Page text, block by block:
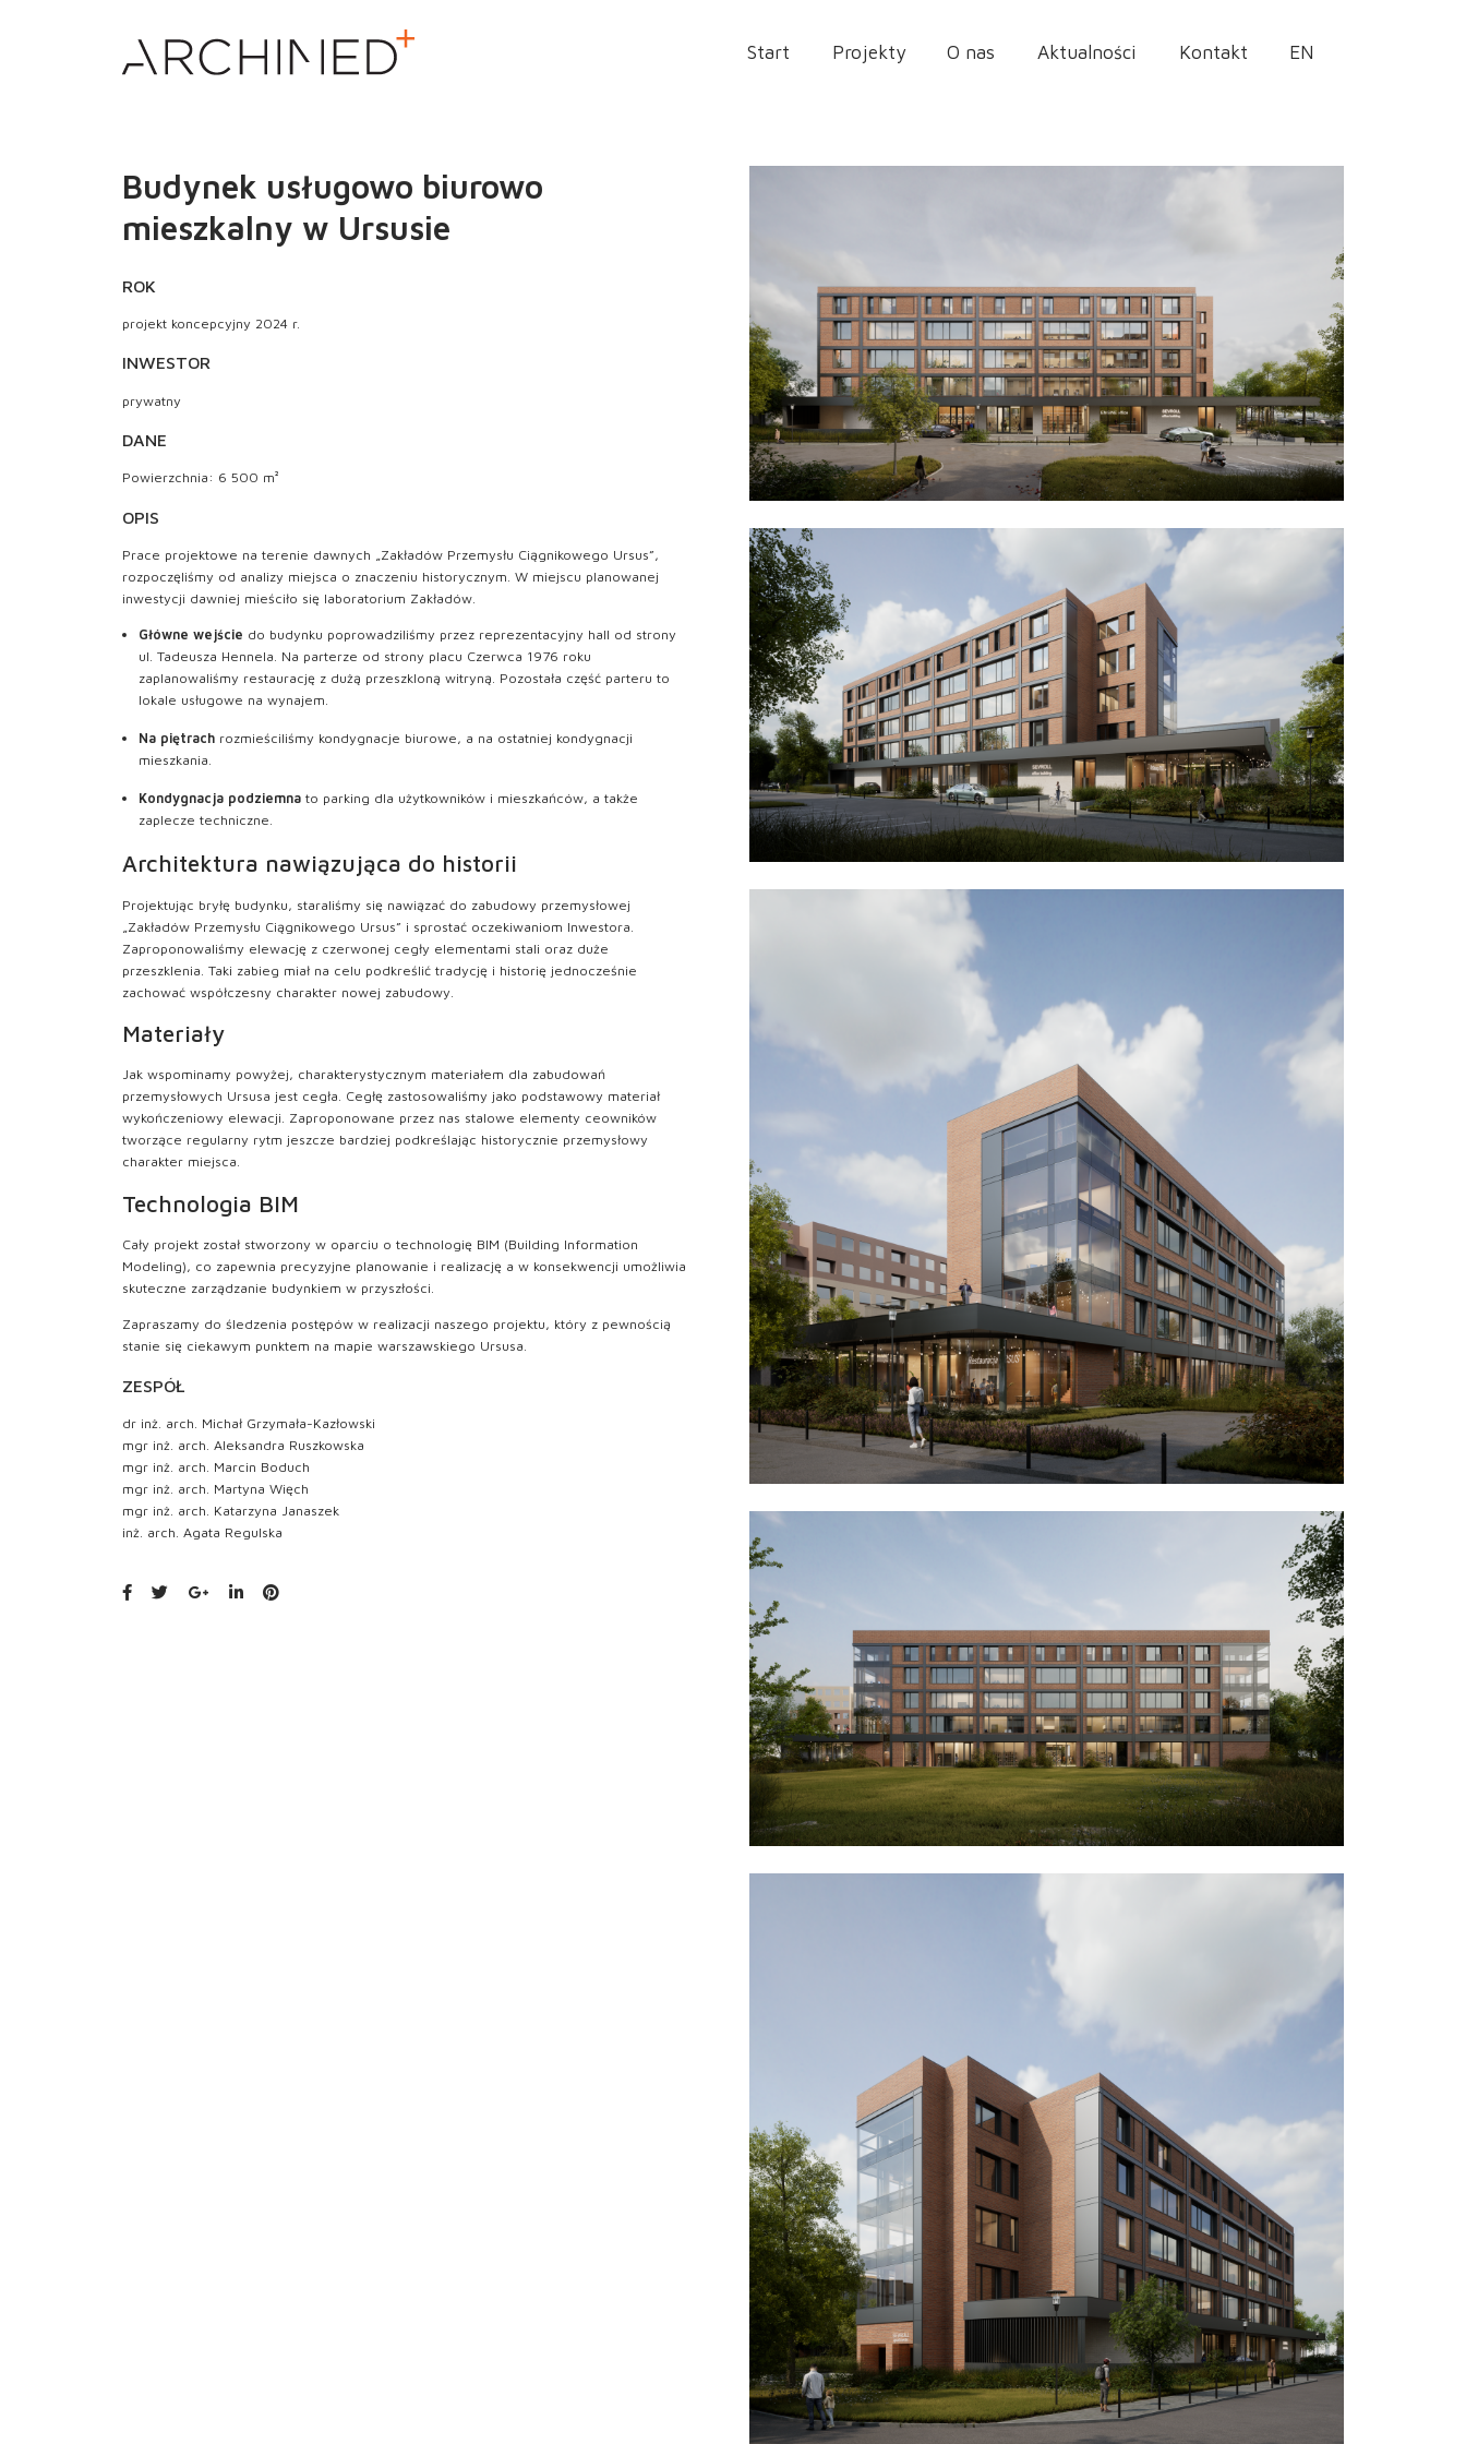
Start Projekty O nas Aktualności Kontakt EN
Budynek usługowo biurowo
mieszkalny w Ursusie
ROK
projekt koncepcyjny 2024 r.
INWESTOR
prywatny
DANE
Powierzchnia: 6 500 m²
OPIS
Prace projektowe na terenie dawnych „Zakładów Przemysłu Ciągnikowego Ursus”,
rozpoczęliśmy od analizy miejsca o znaczeniu historycznym. W miejscu planowanej
inwestycji dawniej mieściło się laboratorium Zakładów.
Główne wejście do budynku poprowadziliśmy przez reprezentacyjny hall od strony
ul. Tadeusza Hennela. Na parterze od strony placu Czerwca 1976 roku
zaplanowaliśmy restaurację z dużą przeszkloną witryną. Pozostała część parteru to
lokale usługowe na wynajem.
Na piętrach rozmieściliśmy kondygnacje biurowe, a na ostatniej kondygnacji
mieszkania.
Kondygnacja podziemna to parking dla użytkowników i mieszkańców, a także
zaplecze techniczne.
Architektura nawiązująca do historii
Projektując bryłę budynku, staraliśmy się nawiązać do zabudowy przemysłowej
„Zakładów Przemysłu Ciągnikowego Ursus” i sprostać oczekiwaniom Inwestora.
Zaproponowaliśmy elewację z czerwonej cegły elementami stali oraz duże
przeszklenia. Taki zabieg miał na celu podkreślić tradycję i historię jednocześnie
zachować współczesny charakter nowej zabudowy.
Materiały
Jak wspominamy powyżej, charakterystycznym materiałem dla zabudowań
przemysłowych Ursusa jest cegła. Cegłę zastosowaliśmy jako podstawowy materiał
wykończeniowy elewacji. Zaproponowane przez nas stalowe elementy ceowników
tworzące regularny rytm jeszcze bardziej podkreślając historycznie przemysłowy
charakter miejsca.
Technologia BIM
Cały projekt został stworzony w oparciu o technologię BIM (Building Information
Modeling), co zapewnia precyzyjne planowanie i realizację a w konsekwencji umożliwia
skuteczne zarządzanie budynkiem w przyszłości.
Zapraszamy do śledzenia postępów w realizacji naszego projektu, który z pewnością
stanie się ciekawym punktem na mapie warszawskiego Ursusa.
ZESPÓŁ
dr inż. arch. Michał Grzymała-Kazłowski
mgr inż. arch. Aleksandra Ruszkowska
mgr inż. arch. Marcin Boduch
mgr inż. arch. Martyna Więch
mgr inż. arch. Katarzyna Janaszek
inż. arch. Agata Regulska